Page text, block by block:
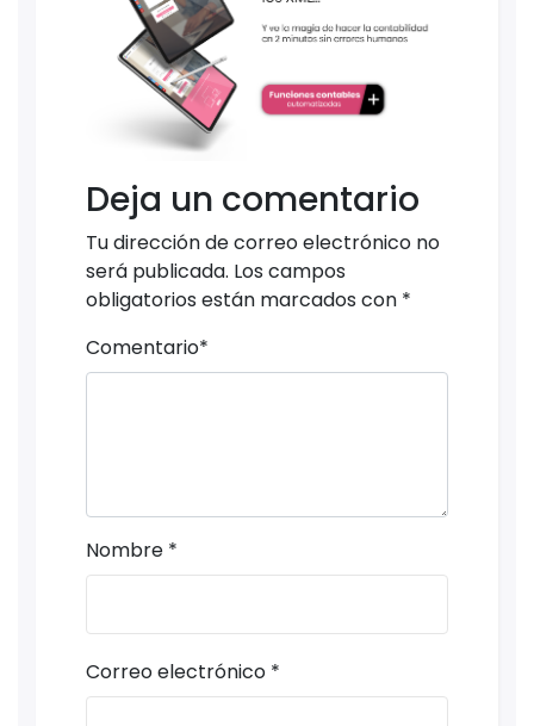
Deja un comentario
Tu dirección de correo electrónico no
será publicada. Los campos
obligatorios están marcados con *
Comentario*
Nombre *
Correo electrónico *